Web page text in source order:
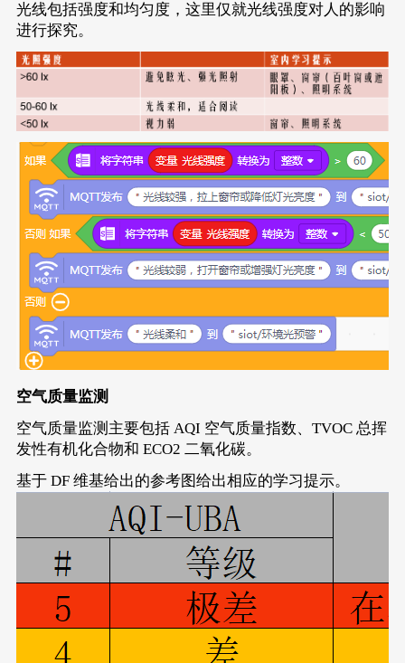
光线包括强度和均匀度，这里仅就光线强度对人的影响
进行探究。
空气质量监测
空气质量监测主要包括 AQI 空气质量指数、TVOC 总挥
发性有机化合物和 ECO2 二氧化碳。
基于 DF 维基给出的参考图给出相应的学习提示。